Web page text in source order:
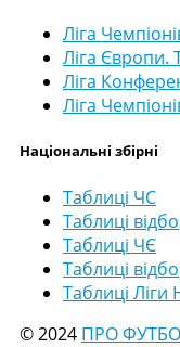
Ліга
Ліга Європи.
Ліга
Ліга
Національні збірні
Таблиці ЧС
Таблиці
Таблиці ЧЄ
Таблиці
Таблиці Ліги
© 2024 ПРО